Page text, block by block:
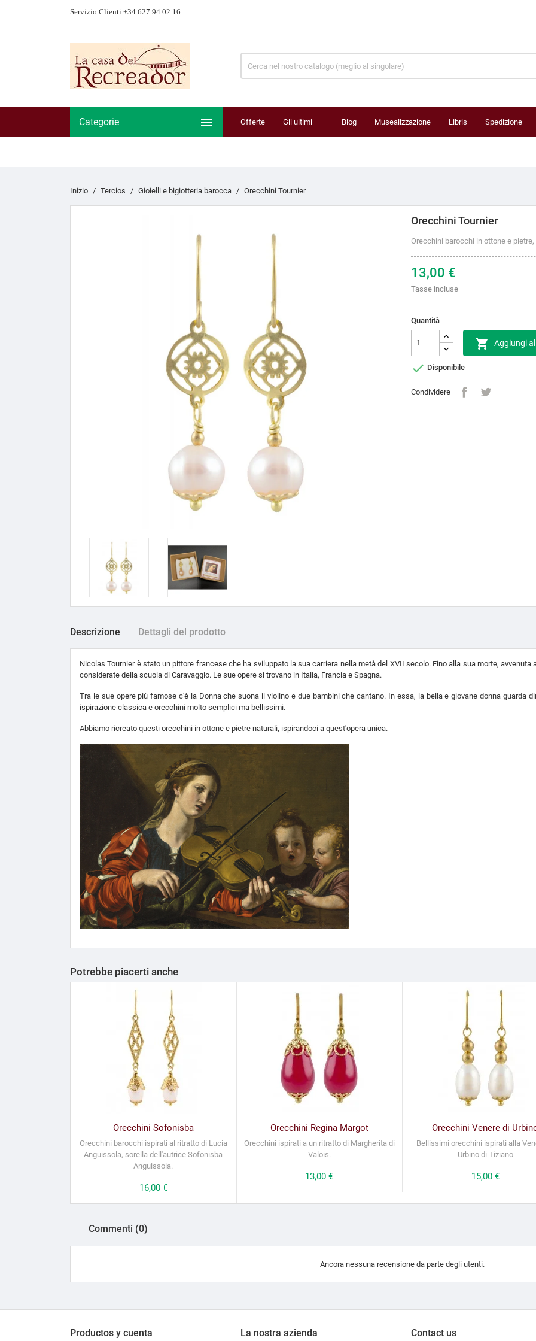
Servizio Clienti +34 627 94 02 16
Categorie  Offerte Gli ultimi Blog Musealizzazione Libris Spedizione
Inizio Tercios Gioielli e bigiotteria barocca Orecchini Tournier
Orecchini Tournier
Orecchini barocchi in ottone e
13,00 €
Tasse incluse
Quantità
 Aggiungi
 Disponibile
Condividere
Descrizione Dettagli del prodotto
Nicolas Tournier è stato un pittore francese che ha sviluppato la sua carriera nella metà del XVII secolo. Fino alla sua morte,
considerate della scuola di Caravaggio. Le sue opere si trovano in Italia, Francia e Spagna.
Tra le sue opere più famose c'è la Donna che suona il violino e due bambini che cantano. In essa, la bella e giovane donna guarda
ispirazione classica e orecchini molto semplici ma bellissimi.
Abbiamo ricreato questi orecchini in ottone e pietre naturali, ispirandoci a quest'opera unica.
Potrebbe piacerti anche
Orecchini Sofonisba
Orecchini barocchi ispirati al ritratto di Lucia
Anguissola, sorella dell'autrice Sofonisba
Anguissola.
Prezzo
16,00 €
Orecchini Regina Margot
Orecchini ispirati a un ritratto di Margherita di
Valois.
Prezzo
13,00 €
Orecchini Venere di
Bellissimi orecchini ispirati alla
Urbino di Tiziano
Prezzo
15,00 €
Commenti (0)
Ancora nessuna recensione da parte degli utenti.
Productos y cuenta La nostra azienda Contact us